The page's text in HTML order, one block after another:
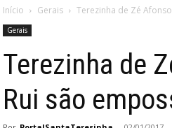
Início Gerais Terezinha de Zé
Gerais
Terezinha de
Rui são